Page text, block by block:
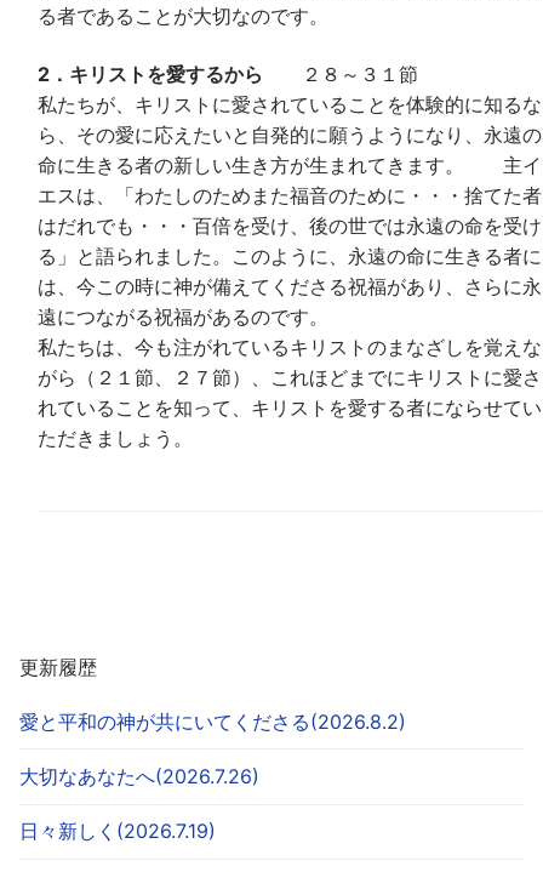
る者であることが大切なのです。
2．キリストを愛するから ２８～３１節
私たちが、キリストに愛されていることを体験的に知るな
ら、その愛に応えたいと自発的に願うようになり、永遠の
命に生きる者の新しい生き方が生まれてきます。 主イ
エスは、「わたしのためまた福音のために・・・捨てた者
はだれでも・・・百倍を受け、後の世では永遠の命を受け
る」と語られました。このように、永遠の命に生きる者に
は、今この時に神が備えてくださる祝福があり、さらに永
遠につながる祝福があるのです。
私たちは、今も注がれているキリストのまなざしを覚えな
がら（２１節、２７節）、これほどまでにキリストに愛さ
れていることを知って、キリストを愛する者にならせてい
ただきましょう。
更新履歴
愛と平和の神が共にいてくださる(2026.8.2)
大切なあなたへ(2026.7.26)
日々新しく(2026.7.19)